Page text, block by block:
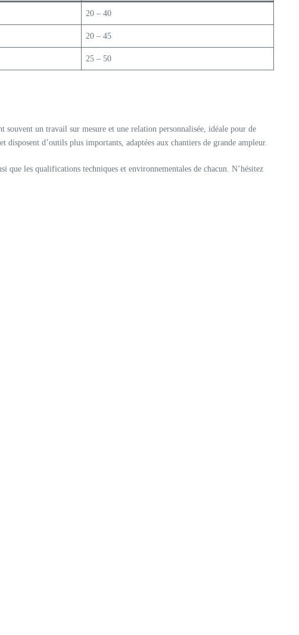
20 – 40
20 – 45
25 – 50
un travail sur mesure et une relation personnalisée, idéale pour de
d’outils plus importants, adaptées aux chantiers de grande ampleur.
les qualifications techniques et environnementales de chacun. N’hésitez